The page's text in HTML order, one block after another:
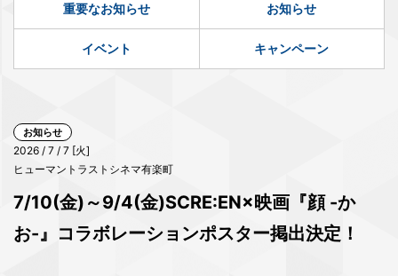
重要なお知らせ お知らせ
イベント キャンペーン
お知らせ
2026 / 7 / 7 [火]
ヒューマントラストシネマ有楽町
7/10(金)～9/4(金)SCRE:EN×映画『顔 -か
お-』コラボレーションポスター掲出決定！